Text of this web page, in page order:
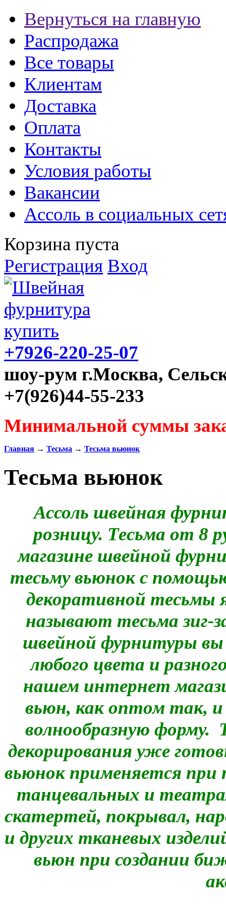
Вернуться на главную
Распродажа
Все товары
Клиентам
Доставка
Оплата
Контакты
Условия работы
Вакансии
Ассоль в социальных
Корзина пуста
Регистрация Вход
+7926-220-25-07
шоу-рум г.Москва,
+7(926)44-55-233
Минимальной суммы
Главная → Тесьма → Тесьма вьюнок
Тесьма вьюнок
Ассоль швейная
розницу. Тесьма от 8
магазине швейной
тесьму вьюнок с
декоративной тесьмы
называют тесьма зиг-
швейной фурнитуры
любого цвета и
нашем интернет
вьюн, как оптом так, и
волнообразную форму.
декорирования уже
вьюнок применяется
танцевальных и
скатертей, покрывал,
и других тканевых
вьюн при создании